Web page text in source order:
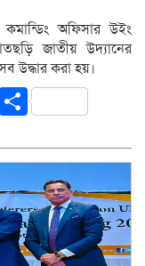
অফিসার উইং
জাতীয় উদ্যানের
উদ্ধার করা হয়।
CopyShare